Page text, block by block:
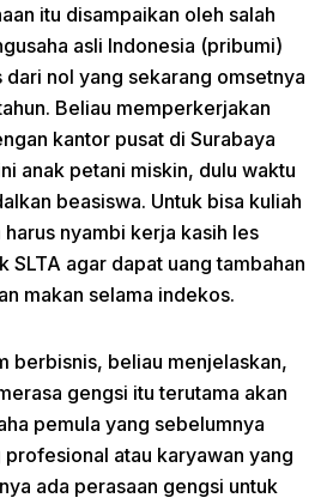
itu disampaikan oleh salah
asli Indonesia (pribumi)
nol yang sekarang omsetnya
Beliau memperkerjakan
kantor pusat di Surabaya
anak petani miskin, dulu waktu
beasiswa. Untuk bisa kuliah
harus nyambi kerja kasih les
SLTA agar dapat uang tambahan
makan selama indekos.
berbisnis, beliau menjelaskan,
gengsi itu terutama akan
pemula yang sebelumnya
atau karyawan yang
ada perasaan gengsi untuk